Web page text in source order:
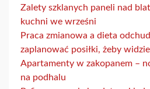
Zalety szklanych paneli nad
kuchni we wrześni
Praca zmianowa a dieta
zaplanować posiłki, żeby
Apartamenty w zakopanem –
na podhalu